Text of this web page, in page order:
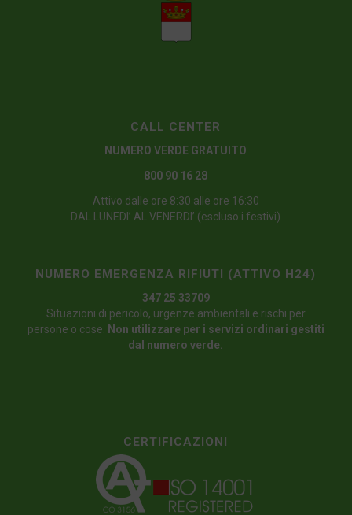
CALL CENTER
NUMERO VERDE GRATUITO
800 90 16 28
Attivo dalle ore 8:30 alle ore 16:30
DAL LUNEDI’ AL VENERDI’ (escluso i festivi)
NUMERO EMERGENZA RIFIUTI (ATTIVO H24)
347 25 33709
Situazioni di pericolo, urgenze ambientali e rischi per
persone o cose.
Non utilizzare per i servizi ordinari gestiti
dal numero verde.
CERTIFICAZIONI